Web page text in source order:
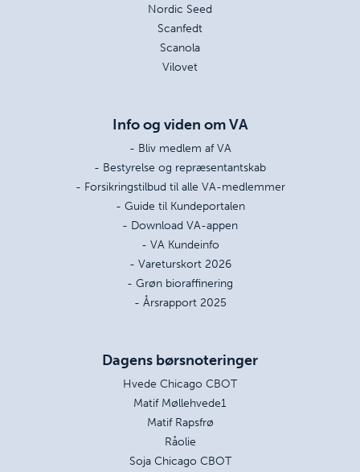
Nordic Seed
Scanfedt
Scanola
Vilovet
Info og viden om VA
- Bliv medlem af VA
- Bestyrelse og repræsentantskab
- Forsikringstilbud til alle VA-medlemmer
- Guide til Kundeportalen
- Download VA-appen
- VA Kundeinfo
- Vareturskort 2026
- Grøn bioraffinering
- Årsrapport 2025
Dagens børsnoteringer
Hvede Chicago CBOT
Matif Møllehvede1
Matif Rapsfrø
Råolie
Soja Chicago CBOT